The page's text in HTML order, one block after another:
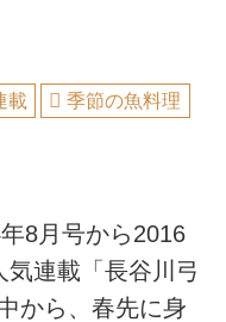
載
季節の魚料理
8月号から2016
連載「長谷川弓
から、春先に身